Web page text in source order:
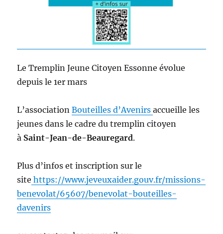
Le Tremplin Jeune Citoyen Essonne évolue
depuis le 1er mars
L’associationBouteilles d’Avenirsaccueille les
jeunes dans le cadre du tremplin citoyen
à Saint-Jean-de-Beauregard.
Plus d’infos et inscription sur le
site https://www.jeveuxaider.gouv.fr/missions-
benevolat/65607/benevolat-bouteilles-
davenirs